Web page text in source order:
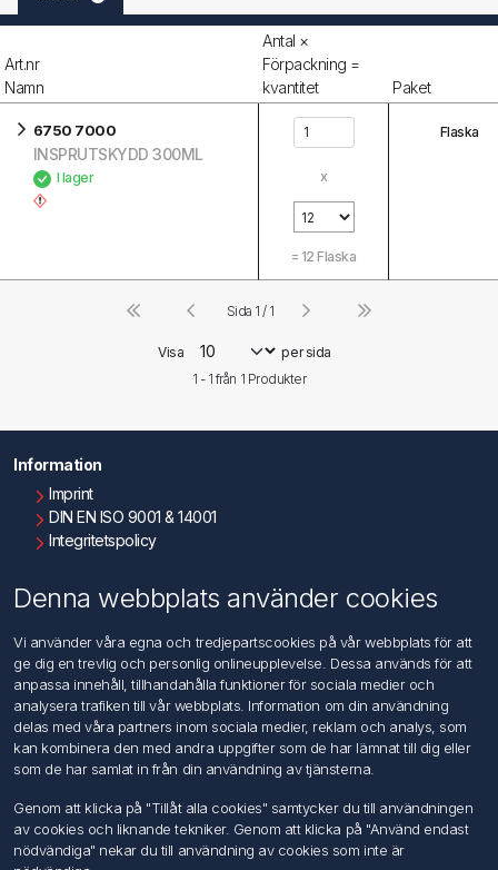
Art.nr
Namn
Antal ×
Förpackning =
kvantitet
Paket
6750 7000
INSPRUTSKYDD 300ML
I lager x
= 12 Flaska
Flaska
Visa
per sida
1 - 1 från 1 Produkter
Sida 1 / 1
Information
Imprint
DIN EN ISO 9001 & 14001
Integritetspolicy
Kontakta oss
Kundtjänst
Sök
Mitt konto
Mina ordrar
Mina adresser
Denna webbplats använder cookies
Vi använder våra egna och tredjepartscookies på vår webbplats för att
ge dig en trevlig och personlig onlineupplevelse. Dessa används för att
anpassa innehåll, tillhandahålla funktioner för sociala medier och
analysera trafiken till vår webbplats. Information om din användning
delas med våra partners inom sociala medier, reklam och analys, som
kan kombinera den med andra uppgifter som de har lämnat till dig eller
som de har samlat in från din användning av tjänsterna.
Genom att klicka på "Tillåt alla cookies" samtycker du till användningen
av cookies och liknande tekniker. Genom att klicka på "Använd endast
nödvändiga" nekar du till användning av cookies som inte är